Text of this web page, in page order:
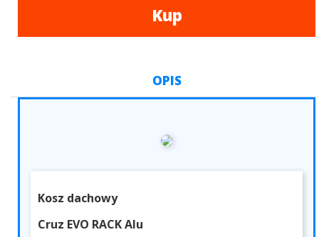
Kup
OPIS
Kosz dachowy
Cruz EVO RACK Alu